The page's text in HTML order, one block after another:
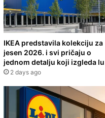
IKEA predstavila kolekciju za
jesen 2026. i svi pričaju o
jednom detalju koji izgleda lu
2 days ago